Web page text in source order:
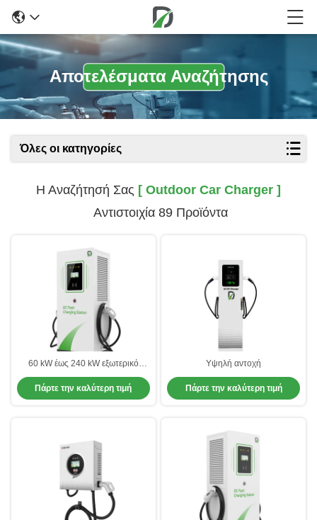
Αποτελέσματα Αναζήτησης
Όλες οι κατηγορίες
Η Αναζήτησή Σας [ Outdoor Car Charger ]
Αντιστοιχία 89 Προϊόντα
60 kW έως 240 kW εξωτερικό
φορτιστή αυτοκινήτων Δημόσια
σταθμοί φόρτισης ηλεκτρικών
οχημάτων
Πάρτε την καλύτερη τιμή
Υψηλή αντοχή
Πάρτε την καλύτερη τιμή